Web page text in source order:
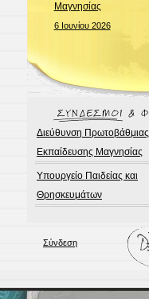
Μαγνησίας
6 Ιουνίου 2026
Διεύθυνση Πρωτοβάθμιας
Εκπαίδευσης Μαγνησίας
Υπουργείο Παιδείας και
Θρησκευμάτων
Σύνδεση